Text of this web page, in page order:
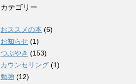
カテゴリー
おススメの本 (6)
お知らせ (1)
つぶやき (153)
カウンセリング (1)
勉強 (12)